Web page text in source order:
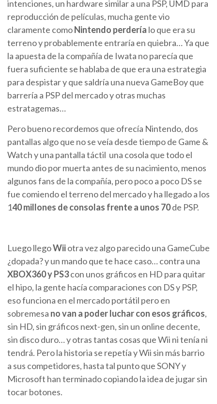
intenciones, un hardware similar a una PSP, UMD para
reproducción de películas, mucha gente vio
claramente comoNintendo perdería lo que era su
terreno y probablemente entraría en quiebra… Ya que
la apuesta de la compañía de Iwata no parecía que
fuera suficiente se hablaba de que era una estrategia
para despistar y que saldría una nueva GameBoy que
barrería a PSP del mercado y otras muchas
estratagemas…
Pero bueno recordemos que ofrecía Nintendo, dos
pantallas algo que no se veía desde tiempo de Game &
Watch y una pantalla táctil una cosola que todo el
mundo dio por muerta antes de su nacimiento, menos
algunos fans de la compañía, pero poco a poco DS se
fue comiendo el terreno del mercado y ha llegado a los
140 millones de consolas frente a unos 70de PSP.
Luego llegoWiiotra vez algo parecido una GameCube
¿dopada? y un mando que te hace caso… contra una
XBOX360 y PS3con unos gráficos en HD para quitar
el hipo, la gente hacía comparaciones con DS y PSP,
eso funciona en el mercado portátil pero en
sobremesa no van a poder luchar con esos gráficos,
sin HD, sin gráficos next-gen, sin un online decente,
sin disco duro… y otras tantas cosas que Wii ni tenía ni
tendrá. Pero la historia se repetía y Wii sin más barrio
a sus competidores, hasta tal punto que SONY y
Microsoft han terminado copiando la idea de jugar sin
tocar botones.